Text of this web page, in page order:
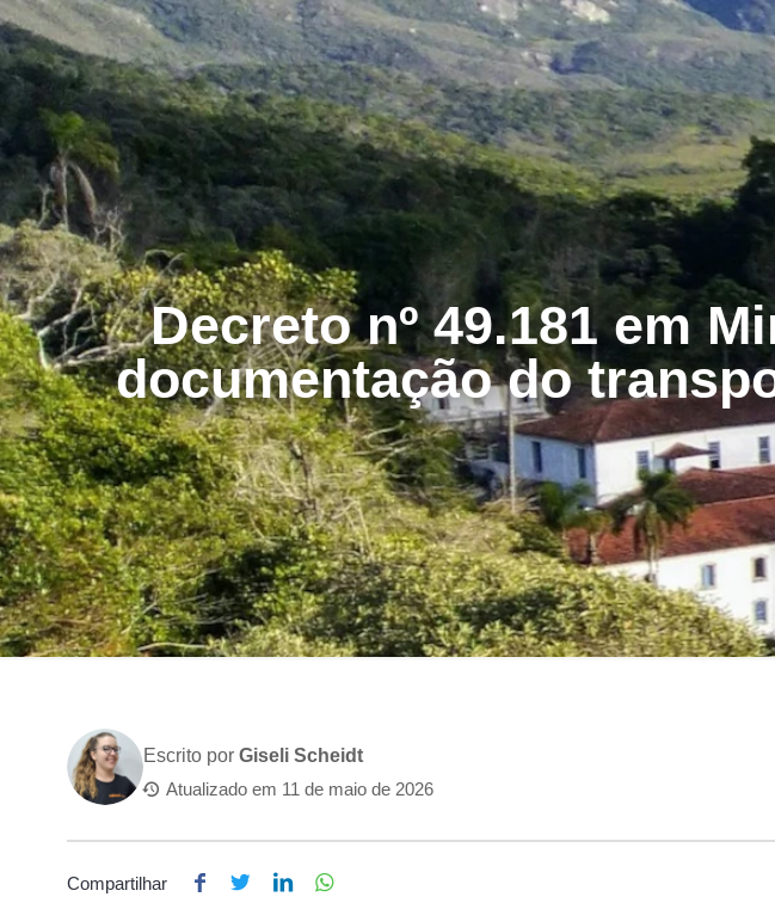
Decreto nº 49.181 em
documentação do
Escrito por Giseli Scheidt
Atualizado em 11 de maio de 2026
Compartilhar